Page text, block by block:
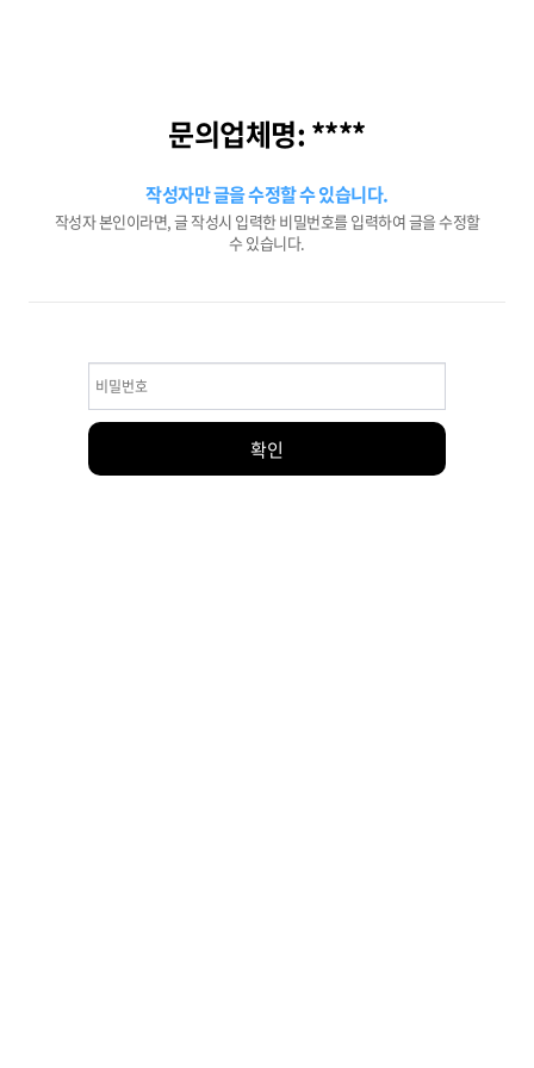
문의업체명: ****
작성자만 글을 수정할 수 있습니다.
작성자 본인이라면, 글 작성시 입력한 비밀번호를 입력하여 글을 수정할
수 있습니다.